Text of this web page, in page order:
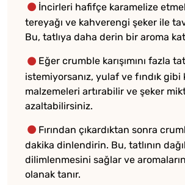
İncirleri hafifçe karamelize
tereyağı ve kahverengi şeker ile
Bu, tatlıya daha derin bir aroma
Eğer crumble karışımını fazla
istemiyorsanız, yulaf ve fındık gibi
malzemeleri artırabilir ve şeker
azaltabilirsiniz.
Fırından çıkardıktan sonra
dakika dinlendirin. Bu, tatlının
dilimlenmesini sağlar ve
olanak tanır.